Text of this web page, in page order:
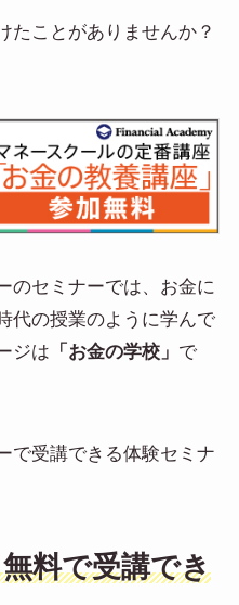
たことがありませんか？
のセミナーでは、お金に
代の授業のように学んで
ジは 「お金の学校」 で
で受講できる体験セミナ
料で受講でき